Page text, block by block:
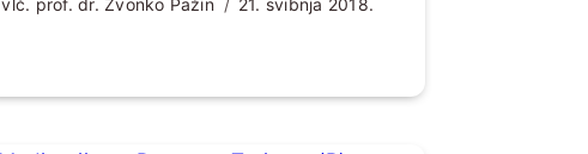
vlč. prof. dr. Zvonko Pažin 21. svibnja 2018.